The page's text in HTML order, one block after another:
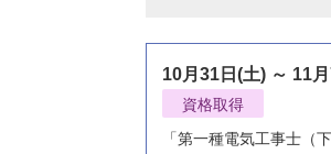
10月31日(土) ～ 11
資格取得
「第一種電気工事士（